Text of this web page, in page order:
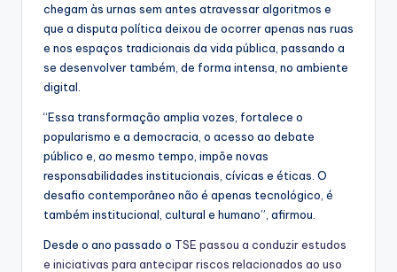
chegam às urnas sem antes atravessar algoritmos e
que a disputa política deixou de ocorrer apenas nas ruas
e nos espaços tradicionais da vida pública, passando a
se desenvolver também, de forma intensa, no ambiente
digital.
“Essa transformação amplia vozes, fortalece o
popularismo e a democracia, o acesso ao debate
público e, ao mesmo tempo, impõe novas
responsabilidades institucionais, cívicas e éticas. O
desafio contemporâneo não é apenas tecnológico, é
também institucional, cultural e humano”, afirmou.
Desde o ano passado o TSE passou a conduzir estudos
e iniciativas para antecipar riscos relacionados ao uso